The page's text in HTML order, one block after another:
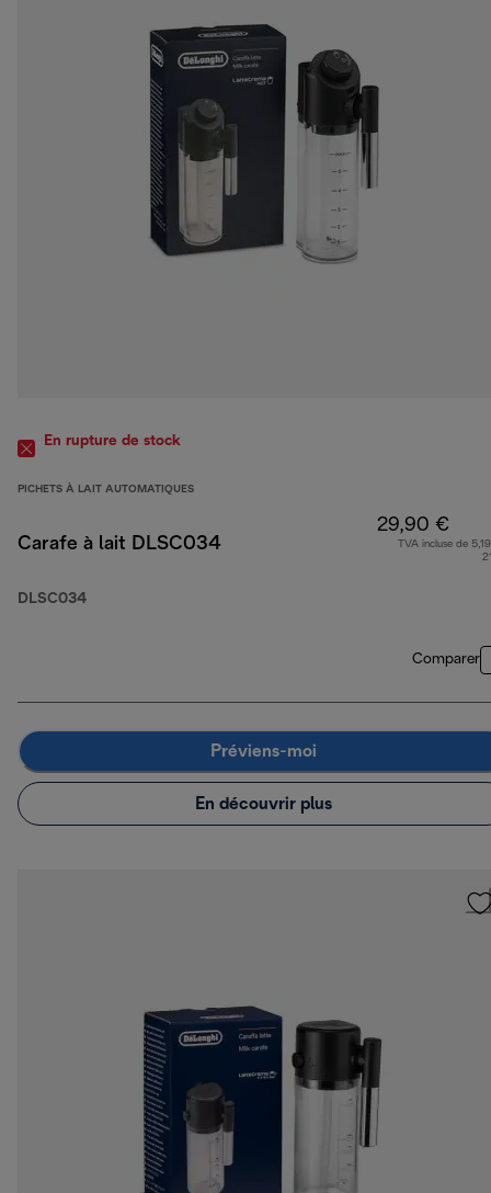
En rupture de stock
PICHETS À LAIT AUTOMATIQUES
Carafe à lait DLSC034
DLSC034
29,90 €
TVA incluse de
Comparer
Préviens-moi
En découvrir plus